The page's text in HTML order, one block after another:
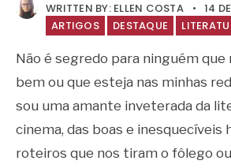
WRITTEN BY: ELLEN COSTA • 14
ARTIGOS
DESTAQUE
Não é segredo para ninguém que
bem ou que esteja nas minhas
sou uma amante inveterada da
cinema, das boas e inesquecíveis
roteiros que nos tiram o fôlego